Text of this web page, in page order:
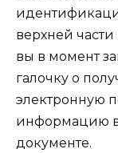
верхней
вы в момент
галочку о
электронную
информацию
документе.